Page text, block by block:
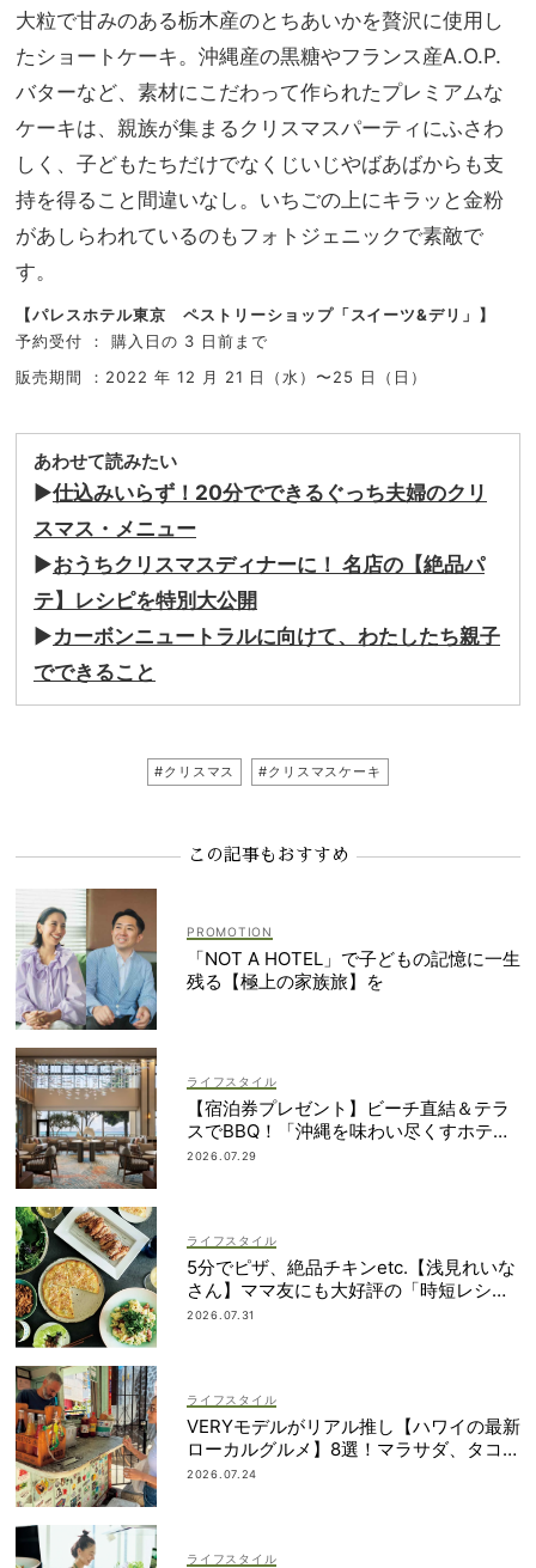
大粒で甘みのある栃木産のとちあいかを贅沢に使用し
たショートケーキ。沖縄産の黒糖やフランス産A.O.P.
バターなど、素材にこだわって作られたプレミアムな
ケーキは、親族が集まるクリスマスパーティにふさわ
しく、子どもたちだけでなくじいじやばあばからも支
持を得ること間違いなし。いちごの上にキラッと金粉
があしらわれているのもフォトジェニックで素敵で
す。
【パレスホテル東京 ペストリーショップ「スイーツ&デリ」 】
予約受付 ： 購入日の 3 日前まで
販売期間 ：2022 年 12 月 21 日（水）〜25 日（日）
あわせて読みたい
▶︎仕込みいらず！20分でできるぐっち夫婦のクリ
スマス・メニュー
▶︎おうちクリスマスディナーに！ 名店の【絶品パ
テ】レシピを特別大公開
▶カーボンニュートラルに向けて、わたしたち親子
でできること
#クリスマス #クリスマスケーキ
この記事もおすすめ
「NOT A HOTEL」で子どもの記憶に一生
残る【極上の家族旅】を
ライフスタイル
【宿泊券プレゼント】ビーチ直結＆テラ
スでBBQ！「沖縄を味わい尽くすホテ
ル」2段ベッドやコネクティングルームも
2026.07.29
ライフスタイル
5分でピザ、絶品チキンetc.【浅見れいな
さん】ママ友にも大好評の「時短レシ
ピ」４選
2026.07.31
ライフスタイル
VERYモデルがリアル推し【ハワイの最新
ローカルグルメ】8選！マラサダ、タコス
etc.
2026.07.24
ライフスタイル